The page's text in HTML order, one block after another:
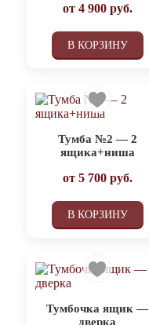
от 4 900руб.
В КОРЗИНУ
Тумба №2 — 2
ящика+ниша
от 5 700руб.
В КОРЗИНУ
Тумбочка ящик —
дверка